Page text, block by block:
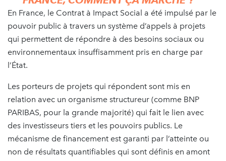
En France, le Contrat à Impact Social a été impulsé par le
pouvoir public à travers un système d’appels à projets
qui permettent de répondre à des besoins sociaux ou
environnementaux insuffisamment pris en charge par
l’État.
Les porteurs de projets qui répondent sont mis en
relation avec un organisme structureur (comme BNP
PARIBAS, pour la grande majorité) qui fait le lien avec
des investisseurs tiers et les pouvoirs publics. Le
mécanisme de financement est garanti par l’atteinte ou
non de résultats quantifiables qui sont définis en amont